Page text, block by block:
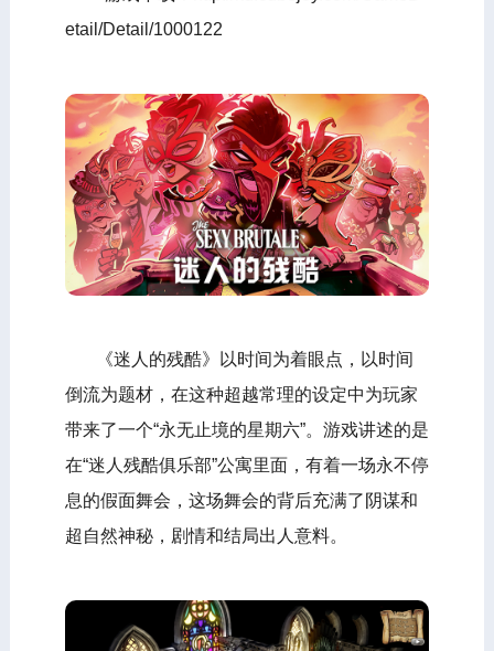
etail/Detail/1000122
《迷人的残酷》以时间为着眼点，以时间
倒流为题材，在这种超越常理的设定中为玩家
带来了一个“永无止境的星期六”。游戏讲述的是
在“迷人残酷俱乐部”公寓里面，有着一场永不停
息的假面舞会，这场舞会的背后充满了阴谋和
超自然神秘，剧情和结局出人意料。